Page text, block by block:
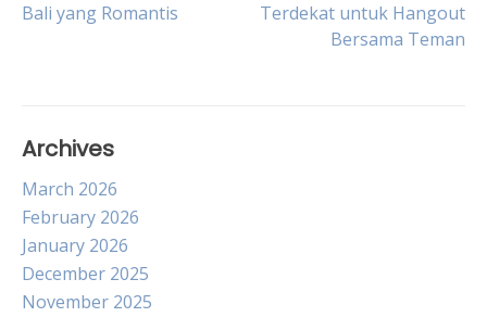
navigation
Bali yang Romantis
Terdekat untuk Hangout
Bersama Teman
Archives
March 2026
February 2026
January 2026
December 2025
November 2025